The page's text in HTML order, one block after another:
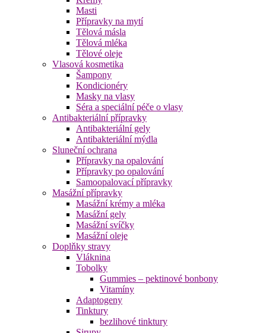
Masti
Přípravky na mytí
Tělová másla
Tělová mléka
Tělové oleje
Vlasová kosmetika
Šampony
Kondicionéry
Masky na vlasy
Séra a speciální péče o vlasy
Antibakteriální přípravky
Antibakteriální gely
Antibakteriální mýdla
Sluneční ochrana
Přípravky na opalování
Přípravky po opalování
Samoopalovací přípravky
Masážní přípravky
Masážní krémy a mléka
Masážní gely
Masážní svíčky
Masážní oleje
Doplňky stravy
Vláknina
Tobolky
Gummies – pektinové bonbony
Vitamíny
Adaptogeny
Tinktury
bezlihové tinktury